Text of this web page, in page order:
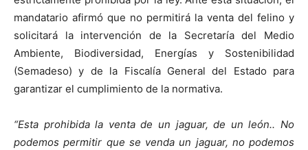
mandatario afirmó que no permitirá la venta del felino y
solicitará la intervención de la Secretaría del Medio
Ambiente, Biodiversidad, Energías y Sostenibilidad
(Semadeso) y de la Fiscalía General del Estado para
garantizar el cumplimiento de la normativa.
“Esta prohibida la venta de un jaguar, de un león.. No
podemos permitir que se venda un jaguar, no podemos